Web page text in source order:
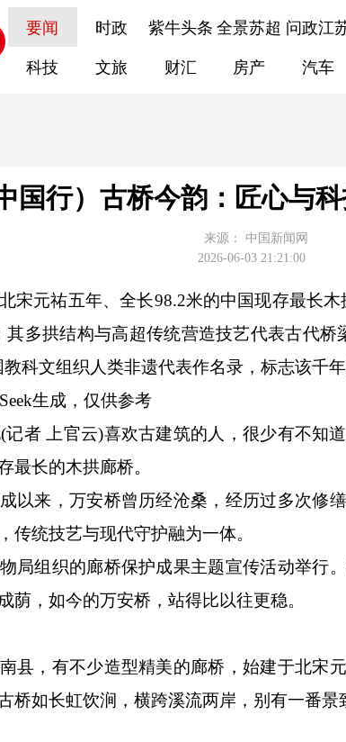
要闻 时政 紫牛头条 全景苏超 问政江
科技 文旅 财汇 房产 汽车
国行）古桥今韵：匠心与
来源：
中国新闻网
2026-06-03 21:21:00
元祐五年、全长98.2米的中国现存最长木
其多拱结构与高超传统营造技艺代表古代桥
科文组织人类非遗代表作名录，标志该千
生成，仅供参考
上官云)喜欢古建筑的人，很少有不知
最长的木拱廊桥。
来，万安桥曾历经沧桑，经历过多次修
传统技艺与现代守护融为一体。
组织的廊桥保护成果主题宣传活动举行
荫，如今的万安桥，站得比以往更稳。
，有不少造型精美的廊桥，始建于北宋
桥如长虹饮涧，横跨溪流两岸，别有一番景